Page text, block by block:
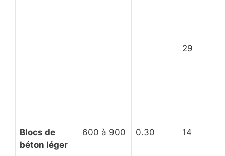
29
Blocs de
béton léger
600 à 900 0.30 14